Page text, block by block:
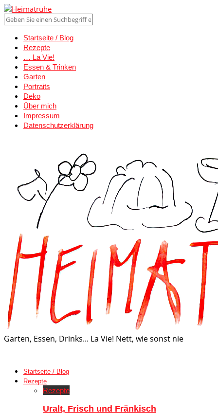
Startseite / Blog
Rezepte
… La Vie!
Essen & Trinken
Garten
Portraits
Deko
Über mich
Impressum
Datenschutzerklärung
Garten, Essen, Drinks... La Vie! Nett, wie sonst nie
Startseite / Blog
Rezepte
Rezepte
Uralt, Frisch und Fränkisch